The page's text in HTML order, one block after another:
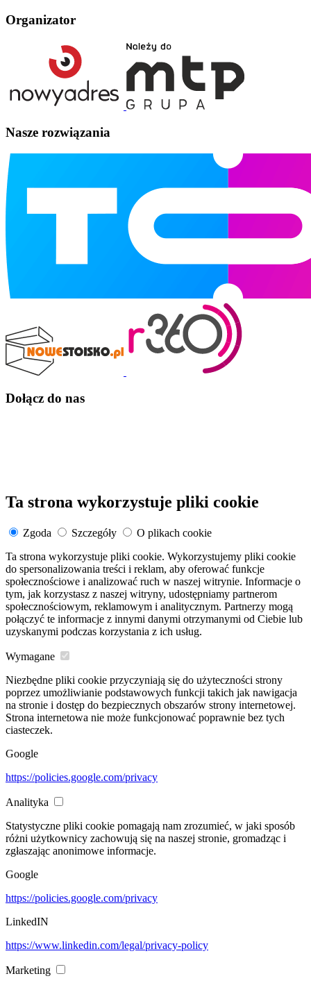
Organizator
Nasze rozwiązania
Dołącz do nas
Ta strona wykorzystuje pliki cookie
Zgoda Szczegóły
O plikach cookie
Ta strona wykorzystuje pliki cookie. Wykorzystujemy pliki cookie
do spersonalizowania treści i reklam, aby oferować funkcje
społecznościowe i analizować ruch w naszej witrynie. Informacje o
tym, jak korzystasz z naszej witryny, udostępniamy partnerom
społecznościowym, reklamowym i analitycznym. Partnerzy mogą
połączyć te informacje z innymi danymi otrzymanymi od Ciebie lub
uzyskanymi podczas korzystania z ich usług.
Wymagane
Niezbędne pliki cookie przyczyniają się do użyteczności strony
poprzez umożliwianie podstawowych funkcji takich jak nawigacja
na stronie i dostęp do bezpiecznych obszarów strony internetowej.
Strona internetowa nie może funkcjonować poprawnie bez tych
ciasteczek.
Google
https://policies.google.com/privacy
Analityka
Statystyczne pliki cookie pomagają nam zrozumieć, w jaki sposób
różni użytkownicy zachowują się na naszej stronie, gromadząc i
zgłaszając anonimowe informacje.
Google
https://policies.google.com/privacy
LinkedIN
https://www.linkedin.com/legal/privacy-policy
Marketing